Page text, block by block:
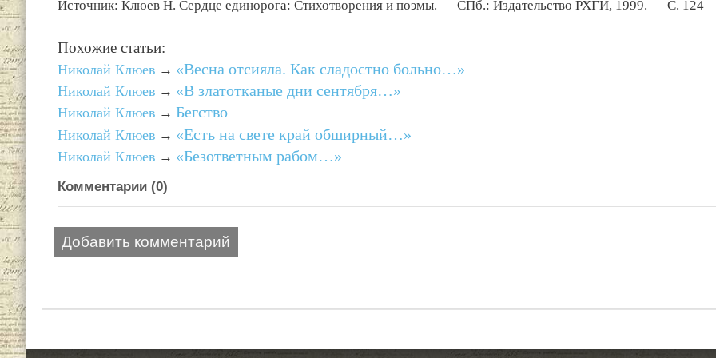
Источник: Клюев Н. Сердце единорога: Стихотворения и поэмы. — СПб.: Издательство РХГИ, 1999. — С.
Похожие статьи:
Николай Клюев → «Весна отсияла. Как сладостно больно…»
Николай Клюев → «В златотканые дни сентября…»
Николай Клюев → Бегство
Николай Клюев → «Есть на свете край обширный…»
Николай Клюев → «Безответным рабом…»
Комментарии (0)
Добавить комментарий